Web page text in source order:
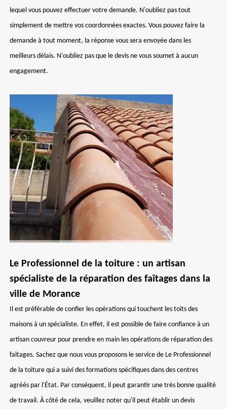
lequel vous pouvez effectuer votre demande. N'oubliez pas tout
simplement de mettre vos coordonnées exactes. Vous pouvez faire la
demande à tout moment, la réponse vous sera envoyée dans les
meilleurs délais. N'oubliez pas que le devis ne vous soumet à aucun
engagement.
Le Professionnel de la toiture : un artisan
spécialiste de la réparation des faîtages dans la
ville de Morance
Il est préférable de confier les opérations qui touchent les toits des
maisons à un spécialiste. En effet, il est possible de faire confiance à un
artisan couvreur pour prendre en main les opérations de réparation des
faîtages. Sachez que nous vous proposons le service de Le Professionnel
de la toiture qui a suivi des formations spécifiques dans des centres
agréés par l'État. Par conséquent, il peut garantir une très bonne qualité
de travail. À côté de cela, veuillez noter qu'il peut établir un devis